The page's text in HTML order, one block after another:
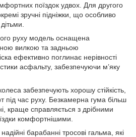
поїздок удвох. Для другого
зручні підніжки, що особливо
руху модель оснащена
вилкою та задньою
ефективно поглинає нерівності
асфальту, забезпечуючи м’яку
забезпечують хорошу стійкість,
під час руху. Безкамерна гума більш
краще справляється з дрібними
комфортнішими.
барабанні тросові гальма, які